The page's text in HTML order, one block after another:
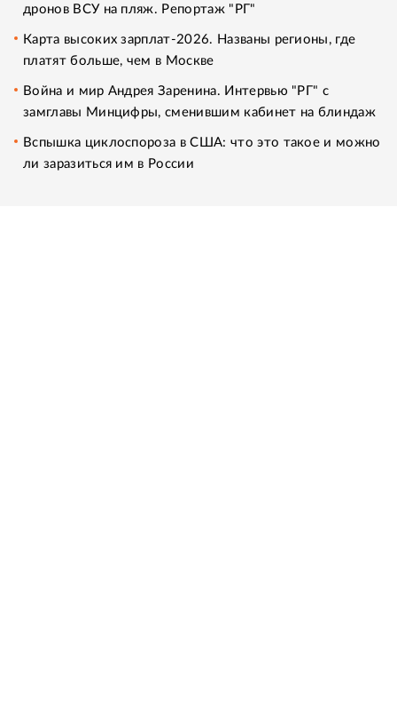
дронов ВСУ на пляж. Репортаж "РГ"
Карта высоких зарплат-2026. Названы регионы, где
платят больше, чем в Москве
Война и мир Андрея Заренина. Интервью "РГ" с
замглавы Минцифры, сменившим кабинет на блиндаж
Вспышка циклоспороза в США: что это такое и можно
ли заразиться им в России